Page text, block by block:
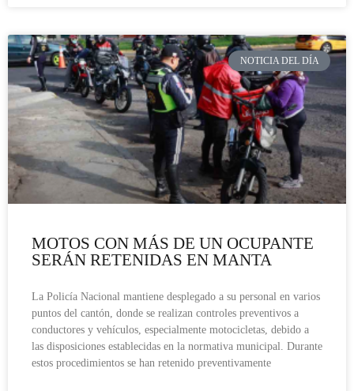
NOTICIA DEL DÍA
MOTOS CON MÁS DE UN OCUPANTE
SERÁN RETENIDAS EN MANTA
La Policía Nacional mantiene desplegado a su personal en varios
puntos del cantón, donde se realizan controles preventivos a
conductores y vehículos, especialmente motocicletas, debido a
las disposiciones establecidas en la normativa municipal. Durante
estos procedimientos se han retenido preventivamente